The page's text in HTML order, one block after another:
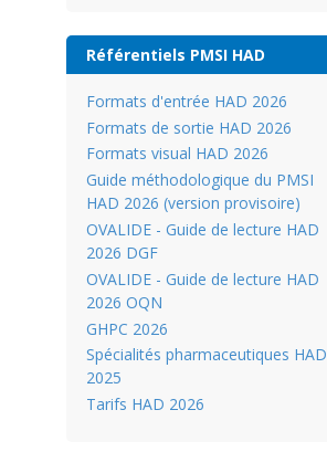
Référentiels PMSI HAD
Formats d'entrée HAD 2026
Formats de sortie HAD 2026
Formats visual HAD 2026
Guide méthodologique du PMSI
HAD 2026 (version provisoire)
OVALIDE - Guide de lecture HAD
2026 DGF
OVALIDE - Guide de lecture HAD
2026 OQN
GHPC 2026
Spécialités pharmaceutiques HAD
2025
Tarifs HAD 2026